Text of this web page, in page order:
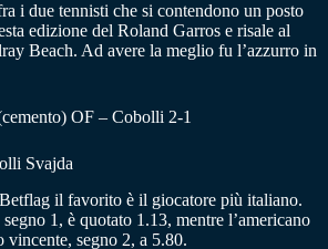
i due tennisti che si contendono un posto
edizione del Roland Garros e risale al
Beach. Ad avere la meglio fu l’azzurro in
OF – Cobolli 2-1
Svajda
il favorito è il giocatore più italiano.
1, è quotato 1.13, mentre l’americano
vincente, segno 2, a 5.80.